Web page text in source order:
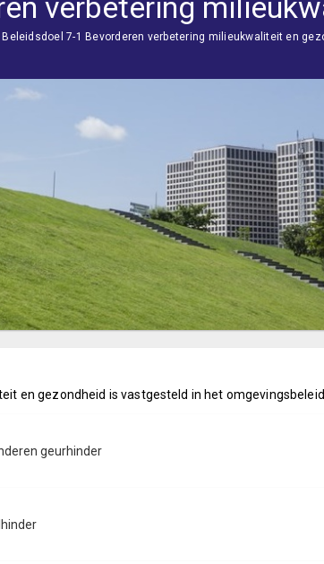
verbetering
Beleidsdoel 7-1 Bevorderen verbetering milieukwaliteit en
en gezondheid is vastgesteld in het
geurhinder